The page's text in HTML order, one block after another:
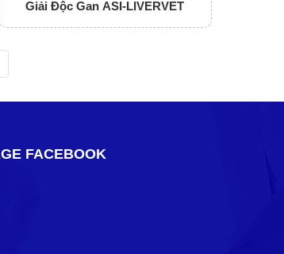
Giải Độc Gan ASI-LIVERVET
FACEBOOK